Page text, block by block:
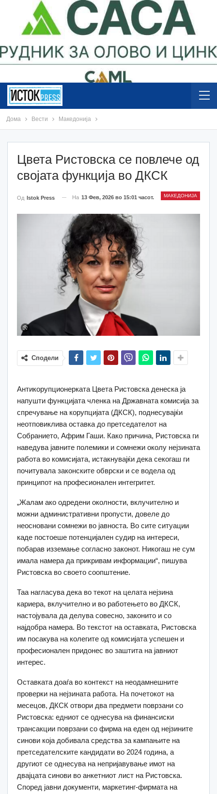
Дома Вести Македонија
Цвета Ристовска се повлече од
својата функција во ДКСК
МАКЕДОНИЈА
Од Istok Press На 13 Фев, 2026 во 15:01 часот.
Сподели
Антикорупционерката Цвета Ристовска денеска ја
напушти функцијата членка на Државната комисија за
спречување на корупцијата (ДКСК), поднесувајќи
неотповиклива оставка до претседателот на
Собранието, Африм Гаши. Како причина, Ристовска ги
наведува јавните полемики и сомнежи околу нејзината
работа во комисијата, истакнувајќи дека секогаш ги
почитувала законските обврски и се водела од
принципот на професионален интегритет.
„Жалам ако одредени околности, вклучително и
можни административни пропусти, довеле до
неосновани сомнежи во јавноста. Во сите ситуации
каде постоеше потенцијален судир на интереси,
побарав изземање согласно законот. Никогаш не сум
имала намера да прикривам информации“, пишува
Ристовска во своето соопштение.
Таа нагласува дека во текот на целата нејзина
кариера, вклучително и во работењето во ДКСК,
настојувала да делува совесно, законито и со
најдобра намера. Во текстот на оставката, Ристовска
им посакува на колегите од комисијата успешен и
професионален придонес во заштита на јавниот
интерес.
Оставката доаѓа во контекст на неодамнешните
проверки на нејзината работа. На почетокот на
месецов, ДКСК отвори два предмети поврзани со
Ристовска: едниот се однесува на финансиски
трансакции поврзани со фирма на еден од нејзините
синови која добивала средства за кампањите на
претседателските кандидати во 2024 година, а
другиот се однесува на непријавување имот на
двајцата синови во анкетниот лист на Ристовска.
Според јавни документи, маркетинг-фирмата на